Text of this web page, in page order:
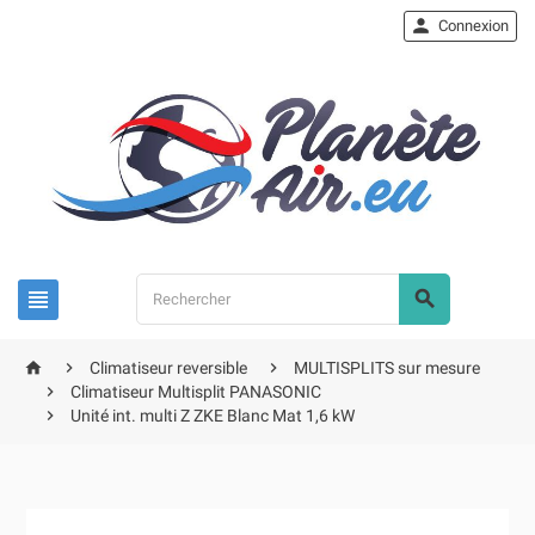
 
 Connexion
  Climatiseur reversible 
MULTISPLITS sur mesure

Climatiseur Multisplit PANASONIC

Unité int. multi Z ZKE Blanc Mat 1,6 kW